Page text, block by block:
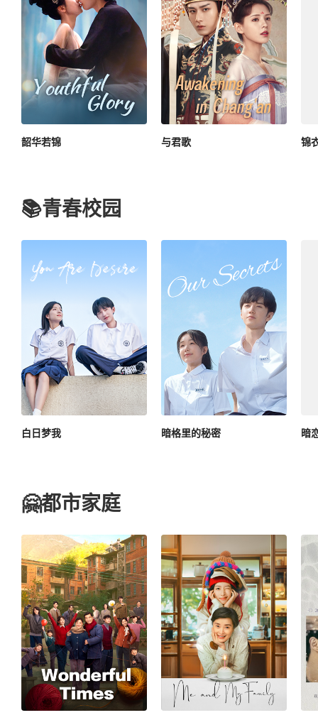
韶华若锦 与君歌 锦
📚青春校园
白日梦我 暗格里的秘密 暗
🤗都市家庭